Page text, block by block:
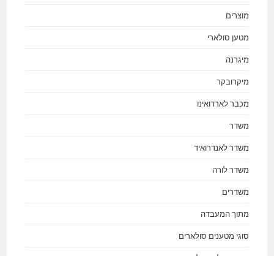
מוצרים
מטען סולארי
מיגרנה
מיקרובקר
מכבר לארדואינו
משדר
משדר לאנדרואיד
משדר לורה
משדרים
מתוך המעבדה
סוגי מטענים סולארים